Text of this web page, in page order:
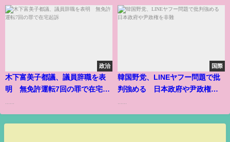
政治
木下富美子都議、議員辞職を表
明 無免許運転7回の罪で在宅起
国際
韓国野党、LINEヤフー問題で批
判強める 日本政府や尹政権を